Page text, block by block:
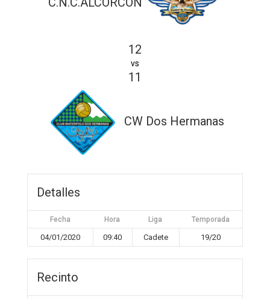
12
vs
11
CW Dos Hermanas
Detalles
Fecha Hora Liga Temporada
04/01/2020 09:40 Cadete 19/20
Recinto